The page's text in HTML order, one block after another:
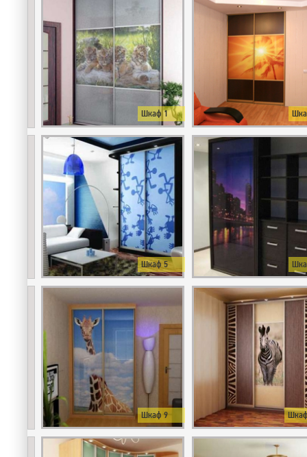
Шкаф 1
Шкаф 5
Шкаф 9